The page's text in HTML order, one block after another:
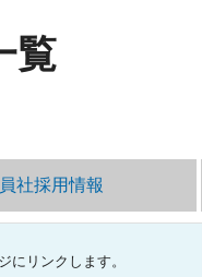
覧
社採用情報
にリンクします。